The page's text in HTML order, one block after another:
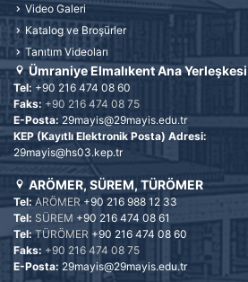
Video Galeri
Katalog ve Broşürler
Tanıtım Videoları
Ümraniye Elmalıkent Ana Yerleşkesi
Tel: +90 216 474 08 60
Faks: +90 216 474 08 75
E-Posta: 29mayis@29mayis.edu.tr
KEP (Kayıtlı Elektronik Posta) Adresi:
29mayis@hs03.kep.tr
ARÖMER, SÜREM, TÜRÖMER
Tel: ARÖMER +90 216 988 12 33
Tel: SÜREM +90 216 474 08 61
Tel:TÜRÖMER +90 216 474 08 60
Faks: +90 216 474 08 75
E-Posta: 29mayis@29mayis.edu.tr